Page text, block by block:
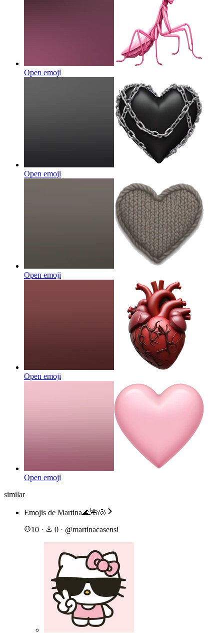
Open emoji
Open emoji
Open emoji
Open emoji
Open emoji
similar
Emojis de Martina🌊🌺🐚
10 · 0 · @martinacasensi